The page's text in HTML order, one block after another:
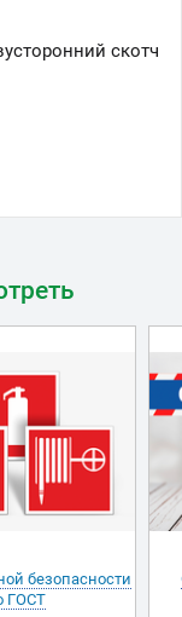
скотч
безопасности
ГОСТ